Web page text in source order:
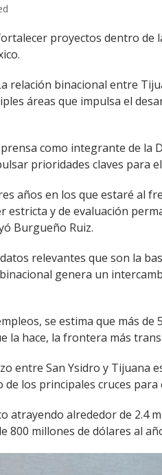
proyectos dentro
relación binacional entre
áreas que impulsa el
como integrante de la
prioridades claves para
años en los que estaré al
estricta y de evaluación
Burgueño Ruiz.
relevantes que son la
genera un
se estima que más
la hace, la frontera más
entre San Ysidro y Tijuana
los principales cruces
atrayendo alrededor de 2.4
800 millones de dólares al